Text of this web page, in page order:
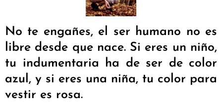
No te engañes, el ser humano no es
libre desde que nace. Si eres un niño,
tu indumentaria ha de ser de color
azul, y si eres una niña, tu color para
vestir es rosa.